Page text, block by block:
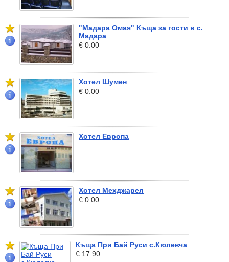
"Мадара Омая" Къща за гости в с.
Мадара
€ 0.00
Хотел Шумен
€ 0.00
Хотел Европа
Хотел Мехджарел
€ 0.00
Къща При Бай Руси с.Кюлевча
€ 17.90